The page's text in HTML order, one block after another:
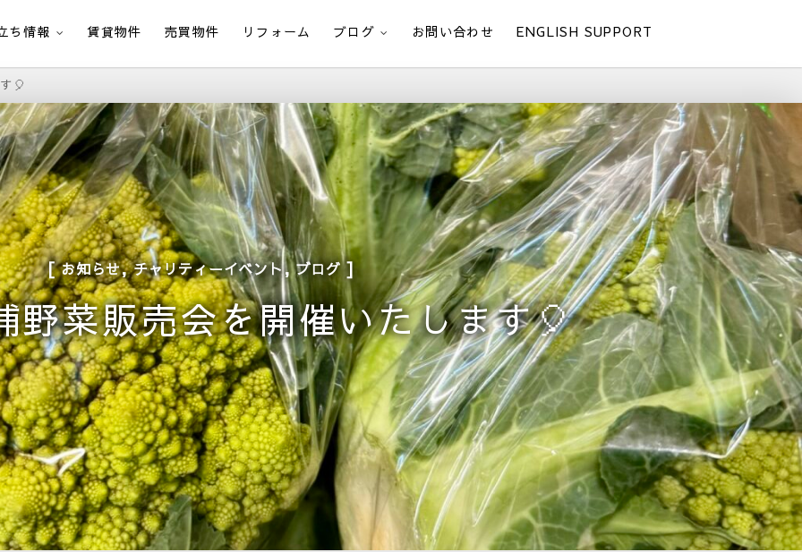
ち情報 賃貸物件 売買物件 リフォーム ブログ お問い合わせ ENGLISH SUPPORT
🎈
お知らせ,チャリティーイベント,ブログ
野菜販売会を開催いたします🎈